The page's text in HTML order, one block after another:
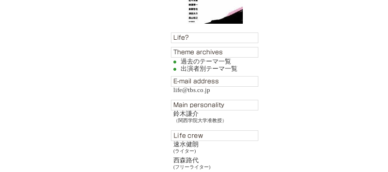
過去のテーマ一覧
出演者別テーマ一覧
life@tbs.co.jp
鈴木謙介
（関西学院大学准教授）
速水健朗
(ライター)
西森路代
(フリーライター)